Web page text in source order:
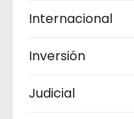
Internacional
Inversión
Judicial